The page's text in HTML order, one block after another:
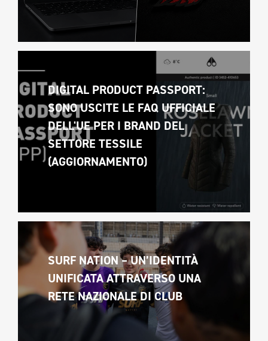
DIGITAL PRODUCT PASSPORT:
SONO USCITE LE FAQ UFFICIALE
DELL'UE PER I BRAND DEL
SETTORE TESSILE
(AGGIORNAMENTO)
SURF NATION – UN’IDENTITÀ
UNIFICATA ATTRAVERSO UNA
RETE NAZIONALE DI CLUB